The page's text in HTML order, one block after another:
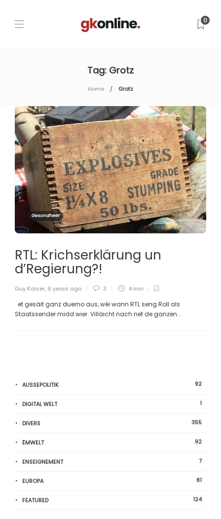
0
Tag: Grotz
Home Grotz
Gesondheet
RTL: Krichserklärung un
d’Regierung?!
Guy Kaiser, 6 years ago 3 4 min
et gesäit ganz duerno aus, wéi wann RTL seng Roll als
Staatssender midd wier. Villäicht nach net de ganzen...
AUSSEPOLITIK 92
DIGITAL WELT 1
DIVERS 355
ËMWELT 92
ENSEIGNEMENT 7
EUROPA 81
FEATURED 124